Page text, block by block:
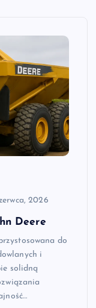
2026
Deere
do
i
solidną